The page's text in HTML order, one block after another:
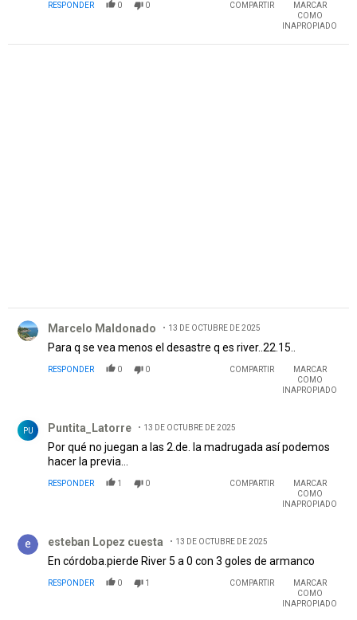
RESPONDER 0 0 COMPARTIR
MARCAR
COMO
INAPROPIADO
Marcelo Maldonado 13 DE OCTUBRE DE 2025
Para q se vea menos el desastre q es river..22.15..
RESPONDER 0 0 COMPARTIR
MARCAR
COMO
INAPROPIADO
PU Puntita_Latorre 13 DE OCTUBRE DE 2025
Por qué no juegan a las 2.de. la madrugada así podemos
hacer la previa...
RESPONDER 1 0 COMPARTIR
MARCAR
COMO
INAPROPIADO
esteban Lopez cuesta 13 DE OCTUBRE DE 2025
En córdoba.pierde River 5 a 0 con 3 goles de armanco
RESPONDER 0 1 COMPARTIR
MARCAR
COMO
INAPROPIADO